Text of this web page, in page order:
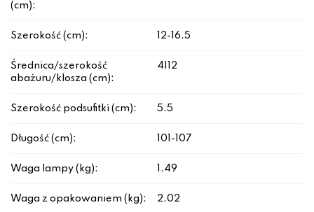
(cm):
Szerokość (cm): 12-16.5
Średnica/szerokość
abażuru/klosza (cm):
4|12
Szerokość podsufitki (cm): 5.5
Długość (cm): 101-107
Waga lampy (kg): 1.49
Waga z opakowaniem (kg): 2.02